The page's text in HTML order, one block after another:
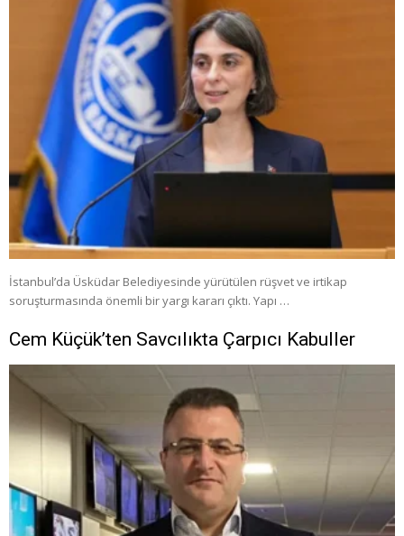
İstanbul’da Üsküdar Belediyesinde yürütülen rüşvet ve irtikap
soruşturmasında önemli bir yargı kararı çıktı. Yapı …
Cem Küçük’ten Savcılıkta Çarpıcı Kabuller